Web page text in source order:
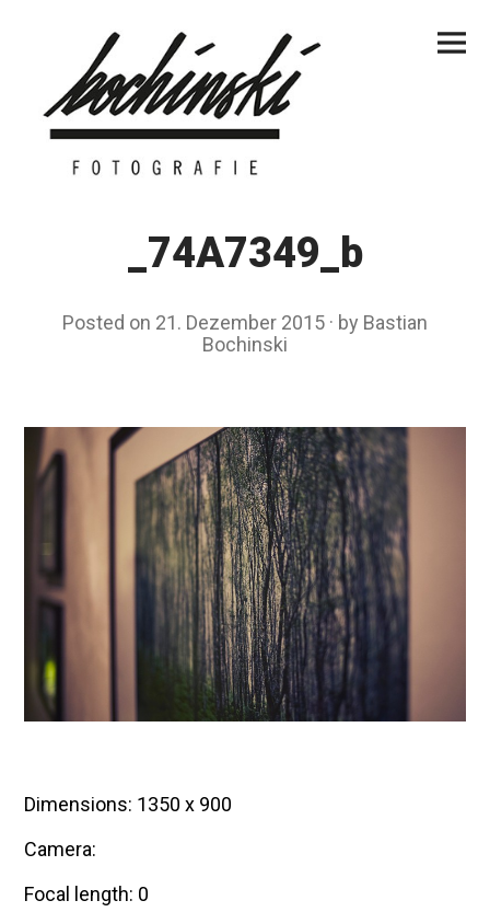
Menu
_74A7349_b
Posted on 21. Dezember 2015 by Bastian
Bochinski
Dimensions: 1350 x 900
Camera:
Focal length: 0